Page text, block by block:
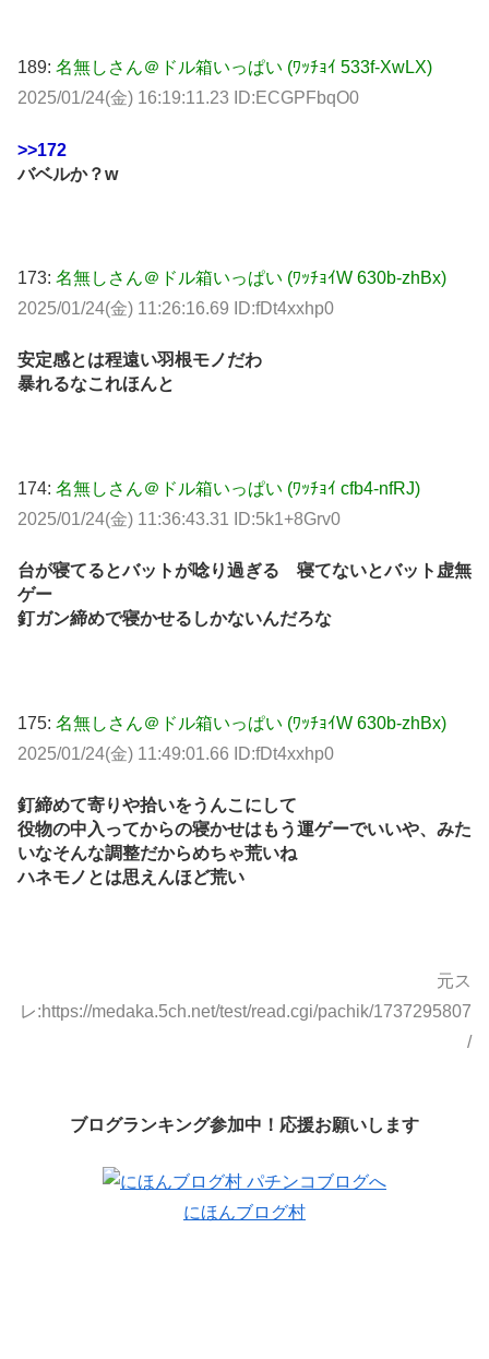
189: 名無しさん＠ドル箱いっぱい (ﾜｯﾁｮｲ 533f-XwLX)
2025/01/24(金) 16:19:11.23 ID:ECGPFbqO0
>>172
バベルか？w
173: 名無しさん＠ドル箱いっぱい (ﾜｯﾁｮｲW 630b-zhBx)
2025/01/24(金) 11:26:16.69 ID:fDt4xxhp0
安定感とは程遠い羽根モノだわ
暴れるなこれほんと
174: 名無しさん＠ドル箱いっぱい (ﾜｯﾁｮｲ cfb4-nfRJ)
2025/01/24(金) 11:36:43.31 ID:5k1+8Grv0
台が寝てるとバットが唸り過ぎる 寝てないとバット虚無
ゲー
釘ガン締めで寝かせるしかないんだろな
175: 名無しさん＠ドル箱いっぱい (ﾜｯﾁｮｲW 630b-zhBx)
2025/01/24(金) 11:49:01.66 ID:fDt4xxhp0
釘締めて寄りや拾いをうんこにして
役物の中入ってからの寝かせはもう運ゲーでいいや、みた
いなそんな調整だからめちゃ荒いね
ハネモノとは思えんほど荒い
元ス
レ:https://medaka.5ch.net/test/read.cgi/pachik/1737295807
/
ブログランキング参加中！応援お願いします
にほんブログ村